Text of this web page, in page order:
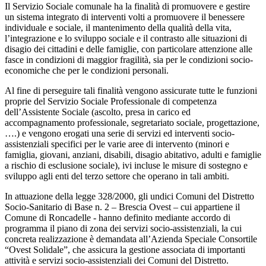
Il Servizio Sociale comunale ha la finalità di promuovere e gestire
un sistema integrato di interventi volti a promuovere il benessere
individuale e sociale, il mantenimento della qualità della vita,
l’integrazione e lo sviluppo sociale e il contrasto alle situazioni di
disagio dei cittadini e delle famiglie, con particolare attenzione alle
fasce in condizioni di maggior fragilità, sia per le condizioni socio-
economiche che per le condizioni personali.
Al fine di perseguire tali finalità vengono assicurate tutte le funzioni
proprie del Servizio Sociale Professionale di competenza
dell’Assistente Sociale (ascolto, presa in carico ed
accompagnamento professionale, segretariato sociale, progettazione,
….) e vengono erogati una serie di servizi ed interventi socio-
assistenziali specifici per le varie aree di intervento (minori e
famiglia, giovani, anziani, disabili, disagio abitativo, adulti e famiglie
a rischio di esclusione sociale), ivi incluse le misure di sostegno e
sviluppo agli enti del terzo settore che operano in tali ambiti.
In attuazione della legge 328/2000, gli undici Comuni del Distretto
Socio-Sanitario di Base n. 2 – Brescia Ovest – cui appartiene il
Comune di Roncadelle - hanno definito mediante accordo di
programma il piano di zona dei servizi socio-assistenziali, la cui
concreta realizzazione è demandata all’Azienda Speciale Consortile
“Ovest Solidale”, che assicura la gestione associata di importanti
attività e servizi socio-assistenziali dei Comuni del Distretto.